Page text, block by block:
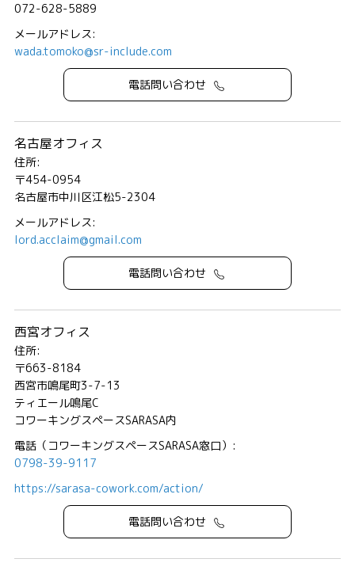
072-628-5889
メールアドレス:
wada.tomoko@sr-include.com
電話問い合わせ
名古屋オフィス
住所:
〒454-0954
名古屋市中川区江松5-2304
メールアドレス:
lord.acclaim@gmail.com
電話問い合わせ
西宮オフィス
住所:
〒663-8184
西宮市鳴尾町3-7-13
ティエール鳴尾C
コワーキングスペースSARASA内
電話（コワーキングスペースSARASA窓口）:
0798-39-9117
https://sarasa-cowork.com/action/
電話問い合わせ